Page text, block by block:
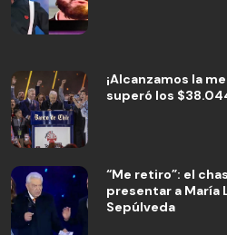
¡Alcanzamos la
superó los
“Me retiro”: el
presentar a María
Sepúlveda